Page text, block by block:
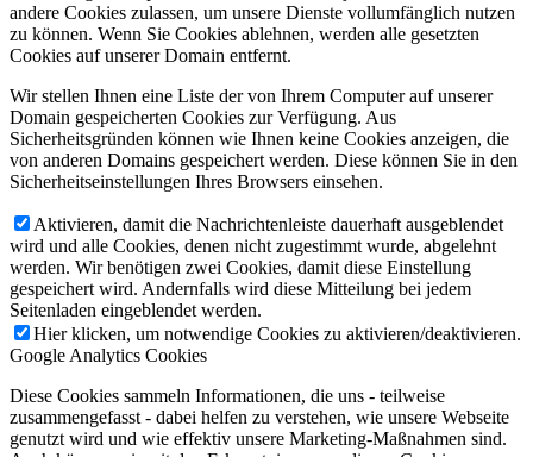
andere Cookies zulassen, um unsere Dienste vollumfänglich nutzen
zu können. Wenn Sie Cookies ablehnen, werden alle gesetzten
Cookies auf unserer Domain entfernt.
Wir stellen Ihnen eine Liste der von Ihrem Computer auf unserer
Domain gespeicherten Cookies zur Verfügung. Aus
Sicherheitsgründen können wie Ihnen keine Cookies anzeigen, die
von anderen Domains gespeichert werden. Diese können Sie in den
Sicherheitseinstellungen Ihres Browsers einsehen.
Aktivieren, damit die Nachrichtenleiste dauerhaft ausgeblendet
wird und alle Cookies, denen nicht zugestimmt wurde, abgelehnt
werden. Wir benötigen zwei Cookies, damit diese Einstellung
gespeichert wird. Andernfalls wird diese Mitteilung bei jedem
Seitenladen eingeblendet werden.
Hier klicken, um notwendige Cookies zu aktivieren/deaktivieren.
Google Analytics Cookies
Diese Cookies sammeln Informationen, die uns - teilweise
zusammengefasst - dabei helfen zu verstehen, wie unsere Webseite
genutzt wird und wie effektiv unsere Marketing-Maßnahmen sind.